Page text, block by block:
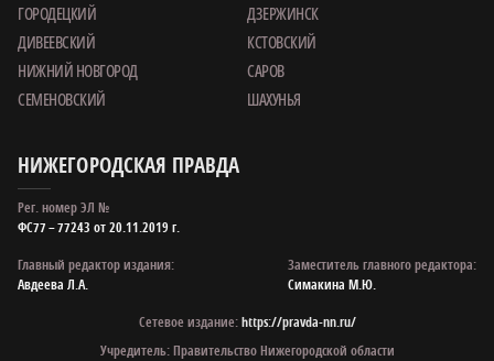
ГОРОДЕЦКИЙ
ДЗЕРЖИНСК
ДИВЕЕВСКИЙ
КСТОВСКИЙ
НИЖНИЙ НОВГОРОД
САРОВ
СЕМЕНОВСКИЙ
ШАХУНЬЯ
НИЖЕГОРОДСКАЯ ПРАВДА
Рег. номер ЭЛ №
ФС77 – 77243 от 20.11.2019 г.
Главный редактор издания:
Авдеева Л.А.
Заместитель главного редактора:
Симакина М.Ю.
Сетевое издание:https://pravda-nn.ru/
Учредитель: Правительство Нижегородской области